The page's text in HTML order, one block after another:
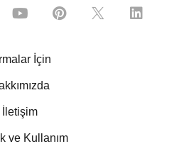
İçin
İletişim
ve Kullanım